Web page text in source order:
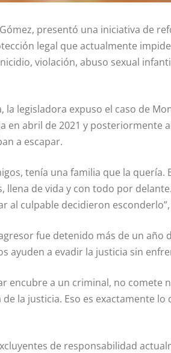
presentó una iniciativa de
legal que actualmente
violación, abuso sexual
legisladora expuso el caso de
en abril de 2021 y posteriormente
a escapar.
tenía una familia que la quería.
llena de vida y con todo por
al culpable decidieron
fue detenido más de un año
ayuden a evadir la justicia sin
encubre a un criminal, no comete
la justicia. Eso es exactamente lo
de responsabilidad